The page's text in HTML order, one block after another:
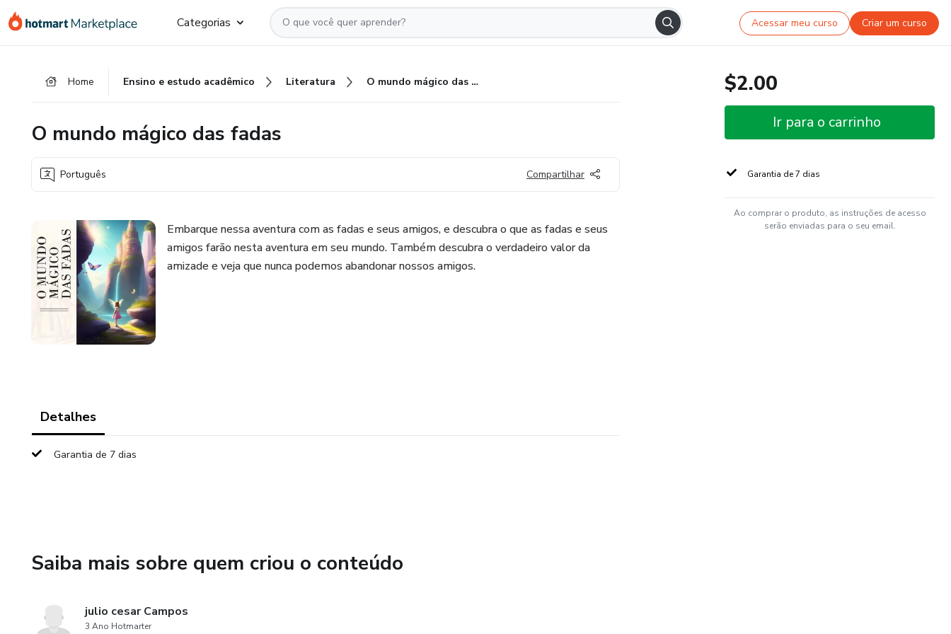
para
para
para
Categorias Acessar meu curso Criar um curso
Home Ensino e estudo acadêmico Literatura O mundo mágico das fadas
O mundo mágico das fadas
Português Compartilhar
Embarque nessa aventura com as fadas e seus amigos, e descubra o que as fadas e seus
amigos farão nesta aventura em seu mundo. Também descubra o verdadeiro valor da
amizade e veja que nunca podemos abandonar nossos amigos.
Detalhes
Garantia de 7 dias
Saiba mais sobre quem criou o conteúdo
julio cesar Campos
3 Ano Hotmarter
$2.00
Ir para o carrinho
Garantia de 7 dias
Ao comprar o produto, as instruções de acesso
serão enviadas para o seu email.